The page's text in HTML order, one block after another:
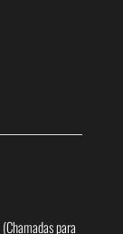
(Chamadas para